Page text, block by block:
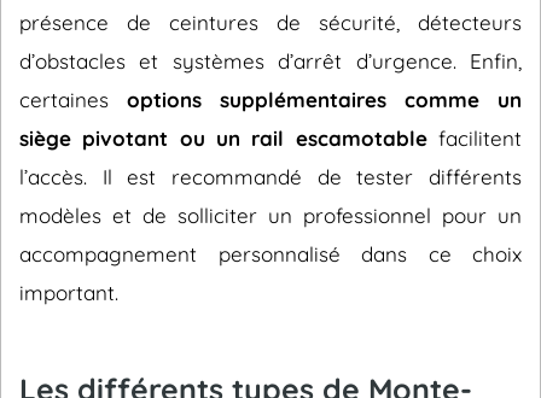
présence de ceintures de sécurité, détecteurs
d’obstacles et systèmes d’arrêt d’urgence. Enfin,
certaines options supplémentaires comme un
siège pivotant ou un rail escamotablefacilitent
l’accès. Il est recommandé de tester différents
modèles et de solliciter un professionnel pour un
accompagnement personnalisé dans ce choix
important.
Les différents types de Monte-